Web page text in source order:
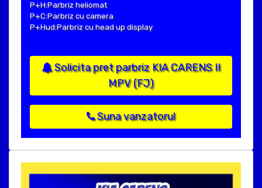
P+H:Parbriz heliomat
P+C:Parbriz cu camera
P+Hud:Parbriz cu head up display
Solicita pret parbriz KIA CARENS II
MPV (FJ)
Suna vanzatorul